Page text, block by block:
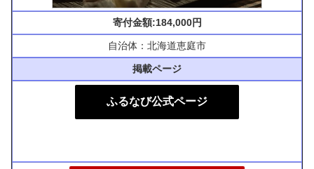
寄付金額:184,000円
自治体：北海道恵庭市
掲載ページ
ふるなび公式ページ